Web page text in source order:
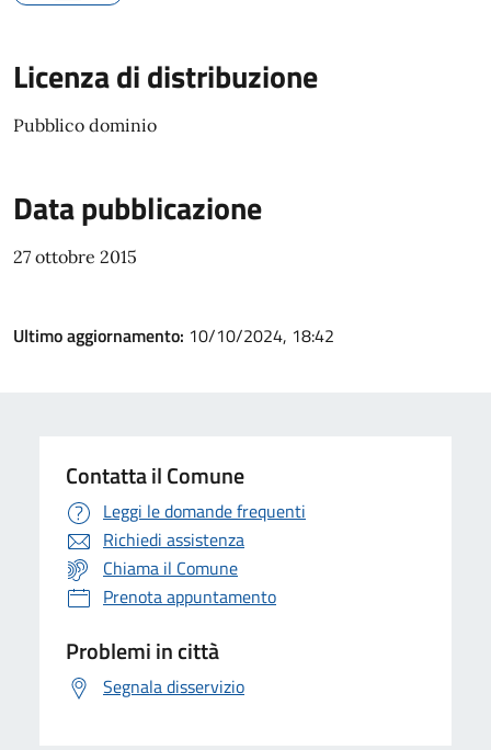
Licenza di distribuzione
Pubblico dominio
Data pubblicazione
27 ottobre 2015
Ultimo aggiornamento: 10/10/2024, 18:42
Contatta il Comune
Leggi le domande frequenti
Richiedi assistenza
Chiama il Comune
Prenota appuntamento
Problemi in città
Segnala disservizio